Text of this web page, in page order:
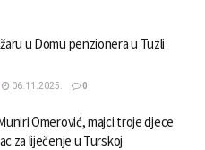
u Domu penzionera u Tuzli
06.11.2025. 0
Omerović, majci troje djece
za liječenje u Turskoj